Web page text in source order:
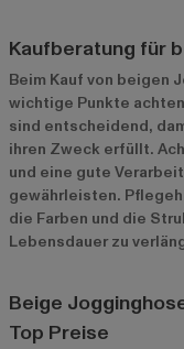
Kaufberatung für
Beim Kauf von beigen
wichtige Punkte
sind entscheidend,
ihren Zweck erfüllt.
und eine gute
gewährleisten.
die Farben und die
Lebensdauer zu
Beige
Top Preise